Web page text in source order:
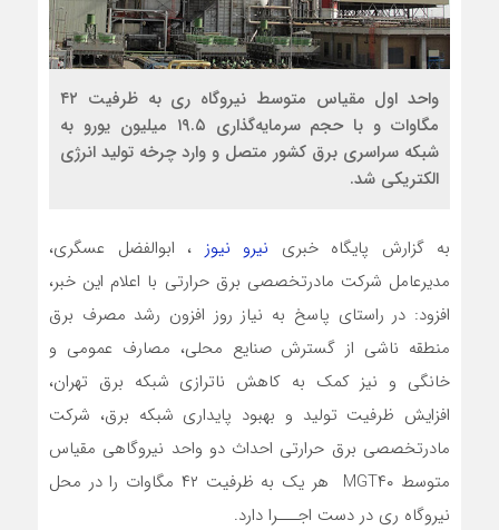
واحد اول مقیاس متوسط نیروگاه ری به ظرفیت ۴۲
مگاوات و با حجم سرمایه‌گذاری ۱۹.۵ میلیون یورو به
شبکه سراسری برق کشور متصل و وارد چرخه تولید انرژی
الکتریکی شد.
به گزارش پایگاه خبری نیرو نیوز ، ابوالفضل عسگری،
مدیرعامل شرکت مادرتخصصی برق حرارتی با اعلام این خبر،
افزود: در راستای پاسخ به نياز روز افزون رشد مصرف برق
منطقه ناشی از گسترش صنايع محلی، مصارف عمومی و
خانگی و نیز کمک به کاهش ناترازی شبکه برق تهران،
افزایش ظرفیت تولید و بهبود پایداری شبکه برق، شرکت
مادرتخصصی برق حرارتی احداث دو واحد نیروگاهی مقیاس
متوسط
هر یک به ظرفیت ۴۲ مگاوات را در محل
نیروگاه ری در دست اجـــرا دارد.